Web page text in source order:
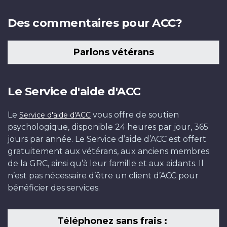
Des commentaires pour ACC?
Parlons vétérans
Le Service d'aide d'ACC
Le Service d'aide d'ACC vous offre de soutien
psychologique, disponible 24 heures par jour, 365
jours par année. Le Service d’aide d’ACC est offert
gratuitement aux vétérans, aux anciens membres
de la GRC, ainsi qu’à leur famille et aux aidants. Il
n’est pas nécessaire d’être un client d’ACC pour
bénéficier des services.
Téléphonez sans frais :